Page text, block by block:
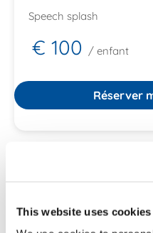
This website uses cookies
Speech splash
€ 100 / enfant
Réserver
info@speech-splash.be